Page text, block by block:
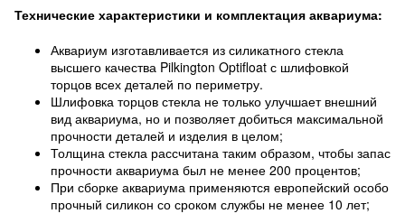
Технические характеристики и комплектация аквариума:
Аквариум изготавливается из силикатного стекла
высшего качества Pilkington Optifloat с шлифовкой
торцов всех деталей по периметру.
Шлифовка торцов стекла не только улучшает внешний
вид аквариума, но и позволяет добиться максимальной
прочности деталей и изделия в целом;
Толщина стекла рассчитана таким образом, чтобы запас
прочности аквариума был не менее 200 процентов;
При сборке аквариума применяются европейский особо
прочный силикон со сроком службы не менее 10 лет;